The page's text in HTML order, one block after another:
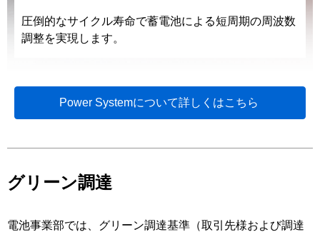
圧倒的なサイクル寿命で蓄電池による短周期の周波数
調整を実現します。
Power Systemについて詳しくはこちら
グリーン調達
電池事業部では、グリーン調達基準（取引先様および調達